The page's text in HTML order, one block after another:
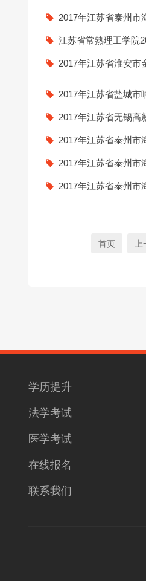
2017年江苏省泰州市
江苏省常熟理工学院
2017年江苏省淮安市
2017年江苏省盐城市
2017年江苏省无锡高
2017年江苏省泰州市
2017年江苏省泰州市
2017年江苏省泰州市
首页
学历提升
法学考试
医学考试
在线报名
联系我们